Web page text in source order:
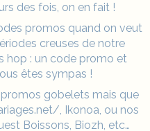
des fois, on en fait !
promos quand on veut
creuses de notre
hop : un code promo et
êtes sympas !
gobelets mais que
, Ikonoa, ou nos
Boissons, Biozh, etc…